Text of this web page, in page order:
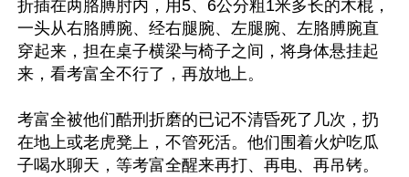
折插在两胳膊肘内，用5、6公分粗1米多长的木棍，
一头从右胳膊腕、经右腿腕、左腿腕、左胳膊腕直
穿起来，担在桌子横梁与椅子之间，将身体悬挂起
来，看考富全不行了，再放地上。
考富全被他们酷刑折磨的已记不清昏死了几次，扔
在地上或老虎凳上，不管死活。他们围着火炉吃瓜
子喝水聊天，等考富全醒来再打、再电、再吊铐。